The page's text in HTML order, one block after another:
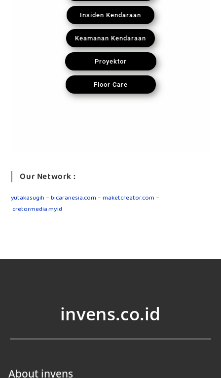
Insiden Kendaraan
Keamanan Kendaraan
Proyektor
Floor Care
Our Network :
yutakasugih–bicaranesia.com–maketcreator.com–
cretormedia.my.id
invens.co.id
About invens